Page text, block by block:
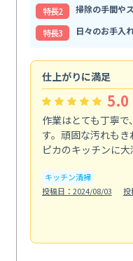
特⻑2
掃除の手間や
特⻑3
日々のお手入
仕上がりに満足
5.0
作業はとても丁寧
す。頑固な汚れも
ピカのキッチンに大
キッチン清掃
投稿日：2024/08/03
投